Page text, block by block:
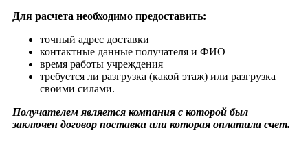
Для расчета необходимо предоставить:
точный адрес доставки
контактные данные получателя и ФИО
время работы учреждения
требуется ли разгрузка (какой этаж) или разгрузка
своими силами.
Получателем является компания с которой был
заключен договор поставки или которая оплатила счет.